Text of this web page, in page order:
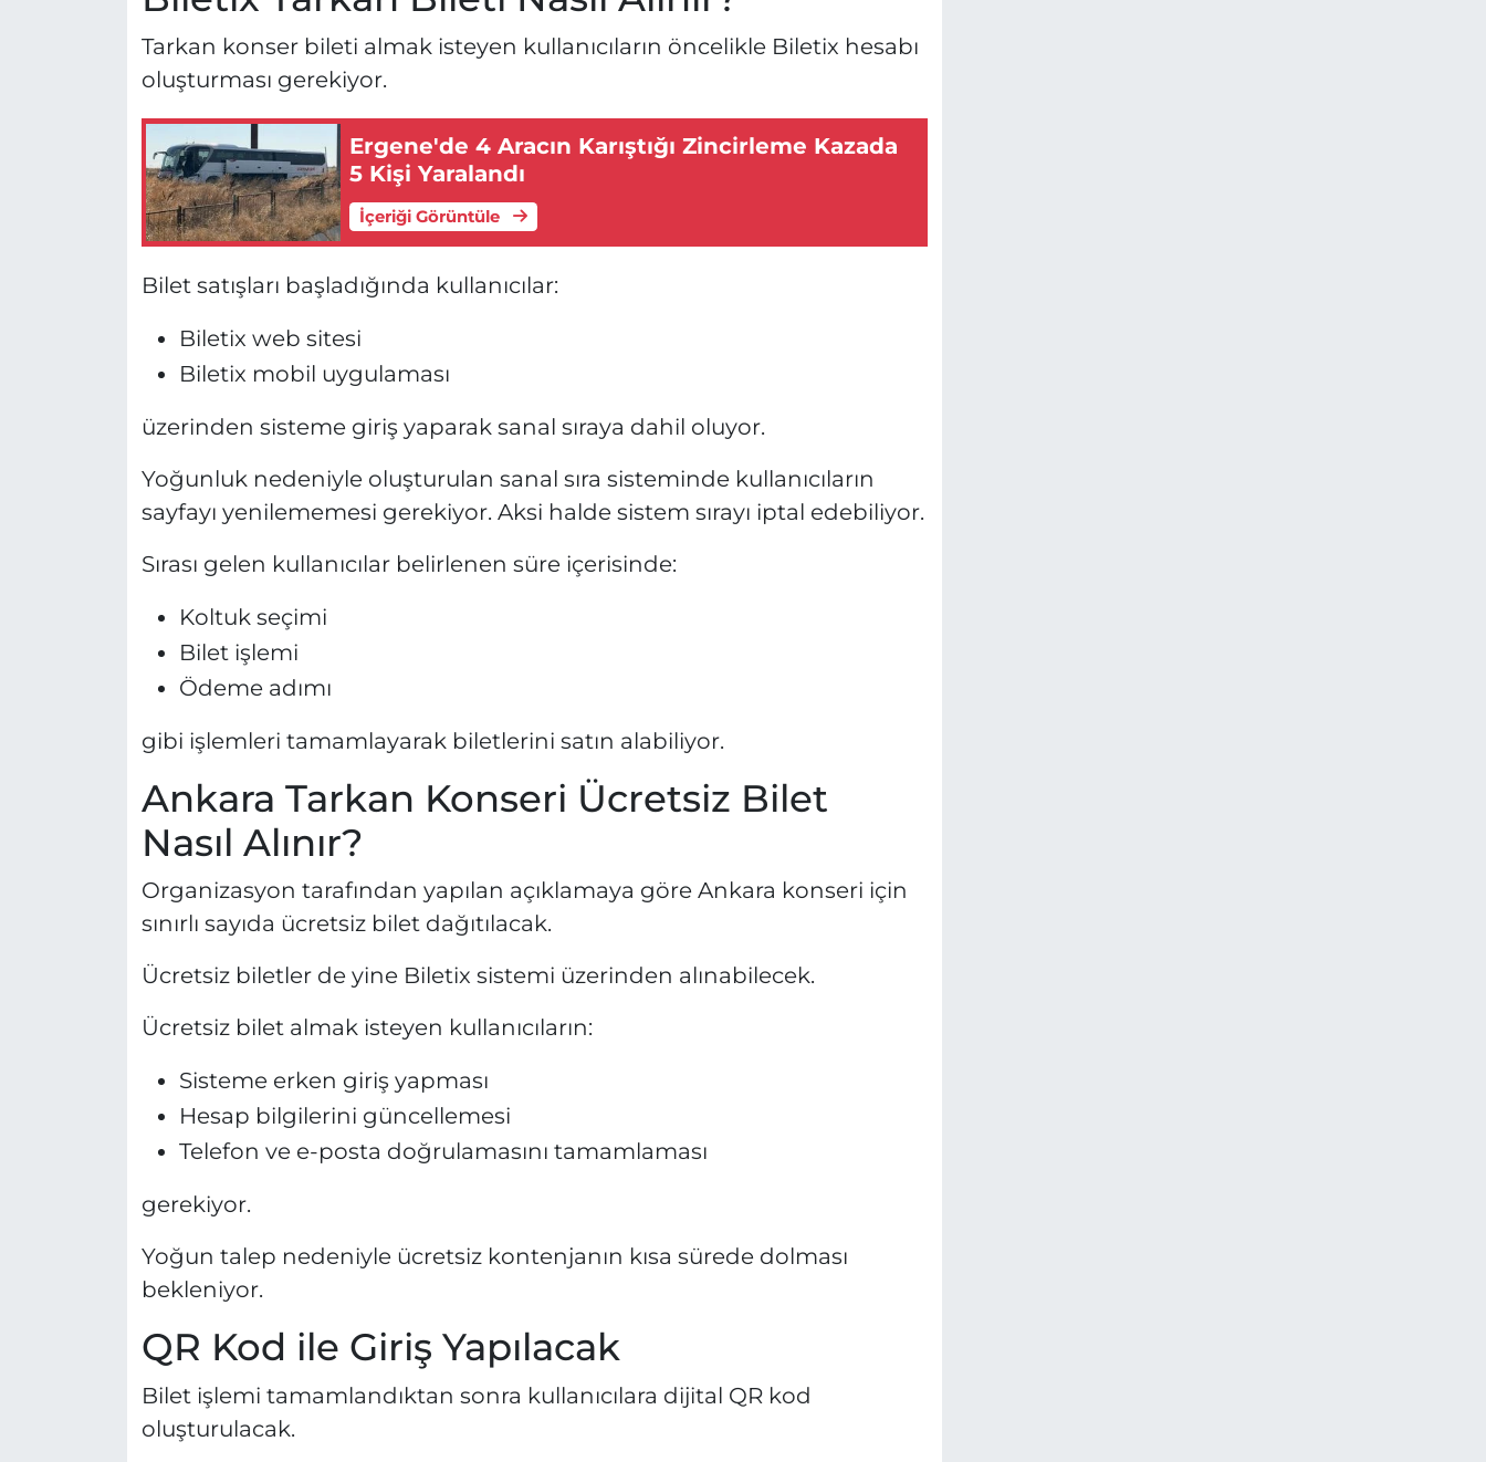
Tarkan konser bileti almak isteyen kullanıcıların öncelikle Biletix hesabı
oluşturması gerekiyor.
Ergene'de 4 Aracın Karıştığı Zincirleme Kazada
5 Kişi Yaralandı
İçeriği Görüntüle
Bilet satışları başladığında kullanıcılar:
Biletix web sitesi
Biletix mobil uygulaması
üzerinden sisteme giriş yaparak sanal sıraya dahil oluyor.
Yoğunluk nedeniyle oluşturulan sanal sıra sisteminde kullanıcıların
sayfayı yenilememesi gerekiyor. Aksi halde sistem sırayı iptal edebiliyor.
Sırası gelen kullanıcılar belirlenen süre içerisinde:
Koltuk seçimi
Bilet işlemi
Ödeme adımı
gibi işlemleri tamamlayarak biletlerini satın alabiliyor.
Ankara Tarkan Konseri Ücretsiz Bilet
Nasıl Alınır?
Organizasyon tarafından yapılan açıklamaya göre Ankara konseri için
sınırlı sayıda ücretsiz bilet dağıtılacak.
Ücretsiz biletler de yine Biletix sistemi üzerinden alınabilecek.
Ücretsiz bilet almak isteyen kullanıcıların:
Sisteme erken giriş yapması
Hesap bilgilerini güncellemesi
Telefon ve e-posta doğrulamasını tamamlaması
gerekiyor.
Yoğun talep nedeniyle ücretsiz kontenjanın kısa sürede dolması
bekleniyor.
QR Kod ile Giriş Yapılacak
Bilet işlemi tamamlandıktan sonra kullanıcılara dijital QR kod
oluşturulacak.